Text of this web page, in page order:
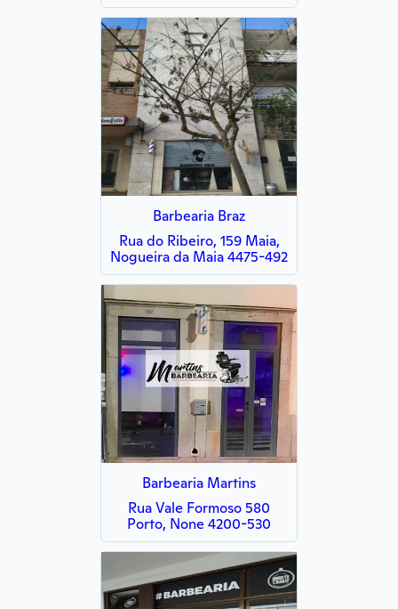
Barbearia Braz
Rua do Ribeiro, 159 Maia,
Nogueira da Maia 4475-492
Barbearia Martins
Rua Vale Formoso 580
Porto, None 4200-530